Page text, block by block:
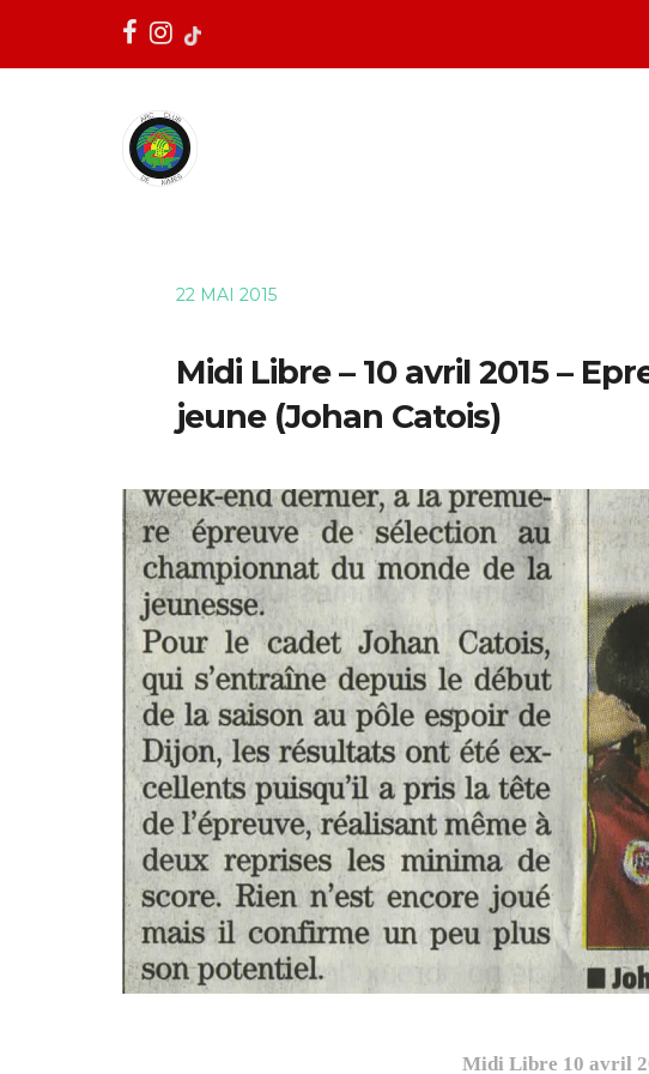
22 MAI 2015
Midi Libre – 10 avril 2015 –
jeune (Johan Catois)
Midi Libre 10 avril